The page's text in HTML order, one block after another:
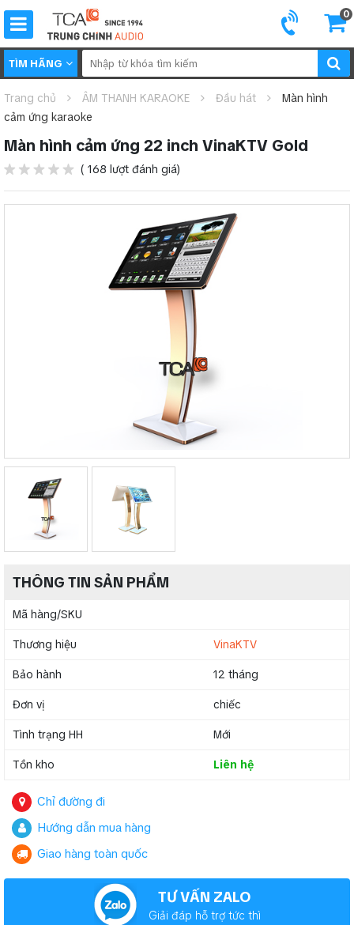
0
TÌM HÃNG
Trang chủ ÂM THANH KARAOKE Đầu hát
Màn hình
cảm ứng karaoke
Màn hình cảm ứng 22 inch VinaKTV Gold
( 168 lượt đánh giá)
THÔNG TIN SẢN PHẨM
Mã hàng/SKU
Thương hiệu VinaKTV
Bảo hành 12 tháng
Đơn vị chiếc
Tình trạng HH Mới
Tồn kho Liên hệ
Chỉ đường đi
Hướng dẫn mua hàng
Giao hàng toàn quốc
TƯ VẤN ZALO
Giải đáp hỗ trợ tức thì